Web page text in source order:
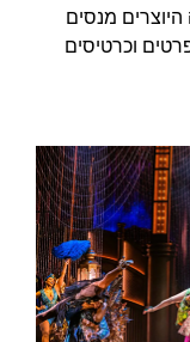
מנסים
וכרטיסים